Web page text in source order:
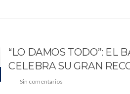
“LO DAMOS TODO”: EL
CELEBRA SU GRAN
Sin comentarios